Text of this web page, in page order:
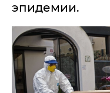
эпидемии.